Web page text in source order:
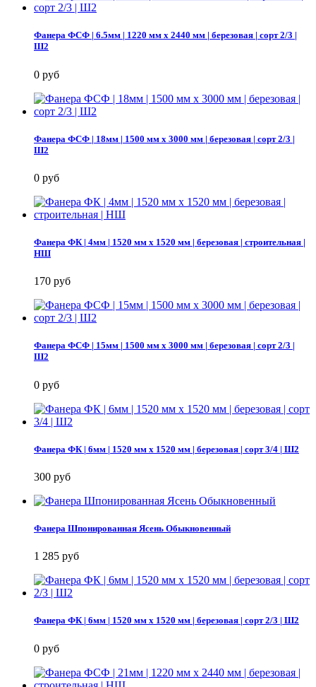
Фанера ФСФ | 6.5мм | 1220 мм х 2440 мм | березовая | сорт 2/3 |
Ш2
0 руб
Фанера ФСФ | 18мм | 1500 мм х 3000 мм | березовая | сорт 2/3 |
Ш2
0 руб
Фанера ФК | 4мм | 1520 мм х 1520 мм | березовая | строительная |
НШ
170 руб
Фанера ФСФ | 15мм | 1500 мм х 3000 мм | березовая | сорт 2/3 |
Ш2
0 руб
Фанера ФК | 6мм | 1520 мм х 1520 мм | березовая | сорт 3/4 | Ш2
300 руб
Фанера Шпонированная Ясень Обыкновенный
1 285 руб
Фанера ФК | 6мм | 1520 мм х 1520 мм | березовая | сорт 2/3 | Ш2
0 руб